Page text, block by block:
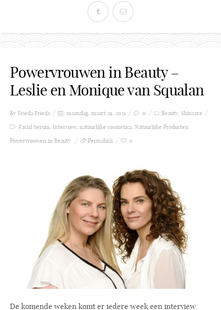
Powervrouwen in Beauty –
Leslie en Monique van Squalan
By Frieda Frieda maandag, maart 29, 2021 0 Beauty Skincare
Facial Serum Interview, natuurlijke cosmetica Natuurlijke Producten
Powervrouwen in Beauty
Permalink 0
De komende weken komt er iedere week een interview